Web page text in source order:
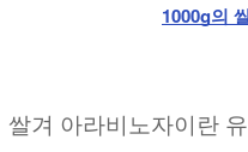
1000g의
쌀겨 아라비노자이란